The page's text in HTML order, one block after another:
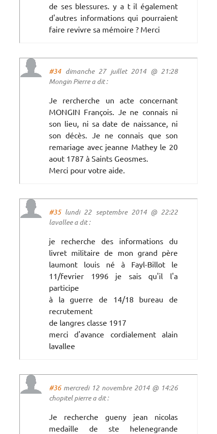
de ses blessures. y a t il également
d'autres informations qui pourraient
faire revivre sa mémoire ? Merci
#34dimanche 27 juillet 2014 @ 21:28
Mongin Pierre a dit :
Je rercherche un acte concernant
MONGIN François. Je ne connais ni
son lieu, ni sa date de naissance, ni
son décès. Je ne connais que son
remariage avec jeanne Mathey le 20
aout 1787 à Saints Geosmes.
Merci pour votre aide.
#35lundi 22 septembre 2014 @ 22:22
lavallee a dit :
je recherche des informations du
livret militaire de mon grand père
laumont louis né à Fayl-Billot le
11/fevrier 1996 je sais qu'il l'a
participe
à la guerre de 14/18 bureau de
recrutement
de langres classe 1917
merci d'avance cordialement alain
lavallee
#36mercredi 12 novembre 2014 @ 14:26
chopitel pierre a dit :
Je recherche gueny jean nicolas
medaille de ste helenegrande